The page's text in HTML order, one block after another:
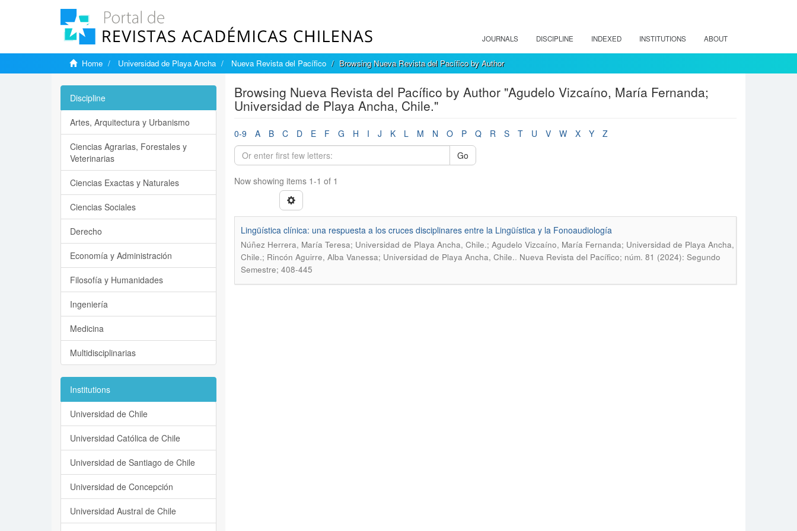
JOURNALS DISCIPLINE INDEXED INSTITUTIONS ABOUT
Home Universidad de Playa Ancha Nueva Revista del Pacífico Browsing Nueva Revista del Pacífico by Author
Browsing Nueva Revista del Pacífico by Author "Agudelo Vizcaíno, María Fernanda;
Universidad de Playa Ancha, Chile."
0-9 A B C D E F G H I J K L M N O P Q R S T U V W X Y
Z
Go
Now showing items 1-1 of 1
Lingüística clínica: una respuesta a los cruces disciplinares entre la Lingüística y la Fonoaudiología
Núñez Herrera, María Teresa; Universidad de Playa Ancha, Chile.; Agudelo Vizcaíno, María Fernanda; Universidad de Playa Ancha,
Chile.; Rincón Aguirre, Alba Vanessa; Universidad de Playa Ancha, Chile.. Nueva Revista del Pacífico; núm. 81 (2024): Segundo
Semestre; 408-445
Discipline
Artes, Arquitectura y Urbanismo
Ciencias Agrarias, Forestales y
Veterinarias
Ciencias Exactas y Naturales
Ciencias Sociales
Derecho
Economía y Administración
Filosofía y Humanidades
Ingeniería
Medicina
Multidisciplinarias
Institutions
Universidad de Chile
Universidad Católica de Chile
Universidad de Santiago de Chile
Universidad de Concepción
Universidad Austral de Chile